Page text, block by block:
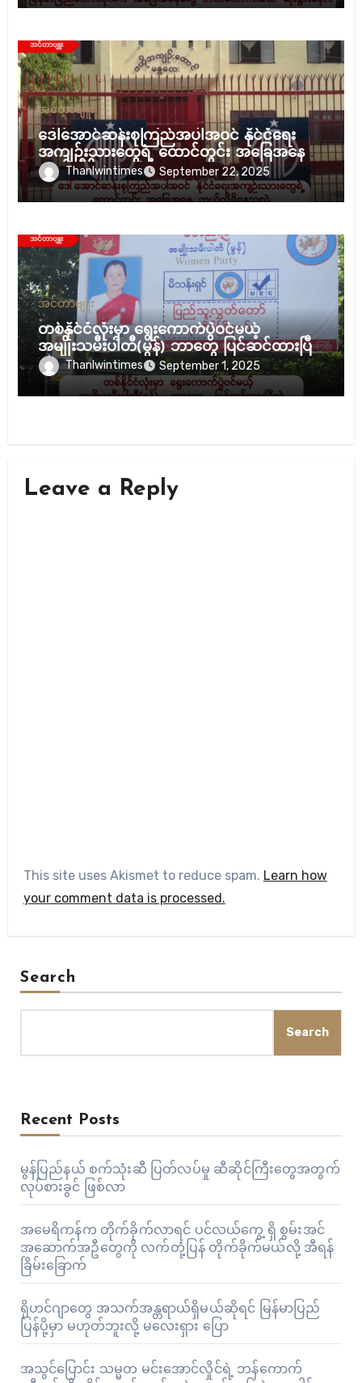
အင်တာဗျူး
ဒေါ်အောင်ဆန်းစုကြည်အပါအဝင် နိုင်ငံရေး
အကျဉ်းသားတွေရဲ့ ထောင်တွင်း အခြေအနေ
ဘယ်လိုရှိနေသလဲ။
Thanlwintimes September 22, 2025
အင်တာဗျူး
တစ်နိုင်ငံလုံးမှာ ရွေးကောက်ပွဲဝင်မယ့်
အမျိုးသမီးပါတီ(မွန်) ဘာတွေ ပြင်ဆင်ထားပြီ
လဲ။ Thanlwintimes September 1, 2025
Leave a Reply
This site uses Akismet to reduce spam. Learn how
your comment data is processed.
Search
Search
Recent Posts
မွန်ပြည်နယ် စက်သုံးဆီ ပြတ်လပ်မှု ဆီဆိုင်ကြီးတွေအတွက်
လုပ်စားခွင် ဖြစ်လာ
အမေရိကန်က တိုက်ခိုက်လာရင် ပင်လယ်ကွေ့ ရှိ စွမ်းအင်
အဆောက်အဦတွေကို လက်တုံ့ပြန် တိုက်ခိုက်မယ်လို့ အီရန်
ခြိမ်းခြောက်
ရိုဟင်ဂျာတွေ အသက်အန္တရာယ်ရှိမယ်ဆိုရင် မြန်မာပြည်
ပြန်ပို့မှာ မဟုတ်ဘူးလို့ မလေးရှား ပြော
အသွင်ပြောင်း သမ္မတ မင်းအောင်လှိုင်ရဲ့ ဘန်ကောက်